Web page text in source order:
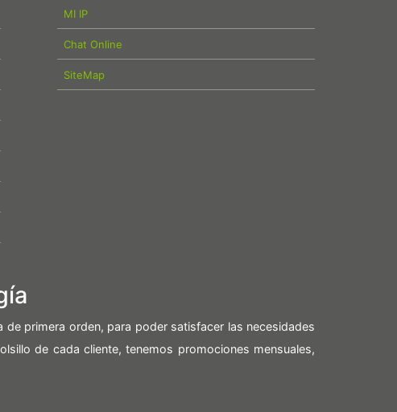
MI IP
Chat Online
SiteMap
primera orden, para poder satisfacer las necesidades
de cada cliente, tenemos promociones mensuales,